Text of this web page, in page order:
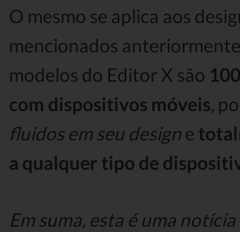
O mesmo se aplica aos
mencionados
modelos do Editor X são
com dispositivos móveis ,
fluidos em seu design e
a qualquer tipo de
Em suma, esta é uma